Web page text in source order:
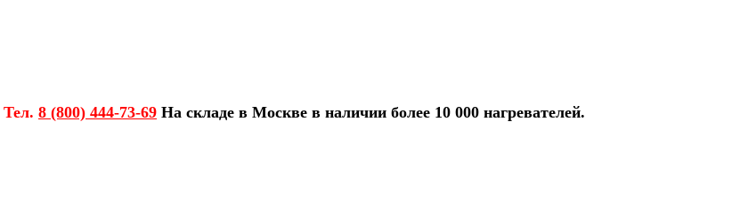
Тел. 8 (800) 444-73-69 На складе в Москве в наличии более 10 000 нагревателей.